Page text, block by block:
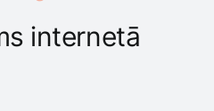
internetā